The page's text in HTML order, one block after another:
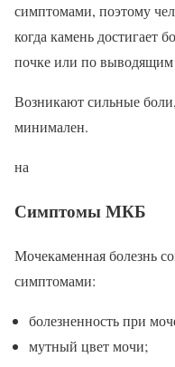
симптомами, поэтому
когда камень достигает
почке или по
Возникают сильные
минимален.
на
Симптомы МКБ
Мочекаменная болезнь
симптомами:
болезненность при
мутный цвет мочи;